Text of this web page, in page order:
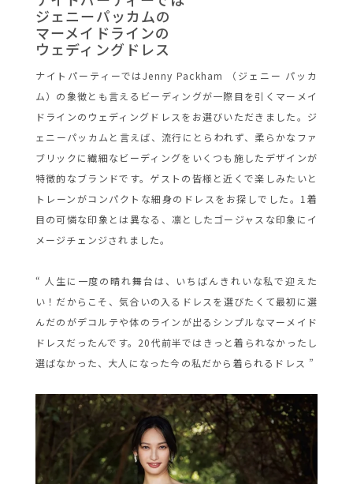
ジェニーパッカムの
マーメイドラインの
ウェディングドレス
ナイトパーティーではJenny Packham （ジェニー パッカ
ム）の象徴とも言えるビーディングが一際目を引くマーメイ
ドラインのウェディングドレスをお選びいただきました。ジ
ェニーパッカムと言えば、流行にとらわれず、柔らかなファ
ブリックに繊細なビーディングをいくつも施したデザインが
特徴的なブランドです。ゲストの皆様と近くで楽しみたいと
トレーンがコンパクトな細身のドレスをお探しでした。1着
目の可憐な印象とは異なる、凛としたゴージャスな印象にイ
メージチェンジされました。
“ 人生に一度の晴れ舞台は、いちばんきれいな私で迎えた
い！だからこそ、気合いの入るドレスを選びたくて最初に選
んだのがデコルテや体のラインが出るシンプルなマーメイド
ドレスだったんです。20代前半ではきっと着られなかったし
選ばなかった、大人になった今の私だから着られるドレス ”